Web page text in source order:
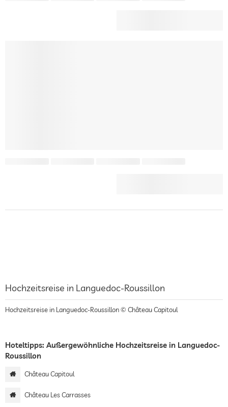
Hochzeitsreise in Languedoc-Roussillon
Hochzeitsreise in Languedoc-Roussillon © Château Capitoul
Hoteltipps: Außergewöhnliche Hochzeitsreise in Languedoc-
Roussillon
Château Capitoul
Château Les Carrasses